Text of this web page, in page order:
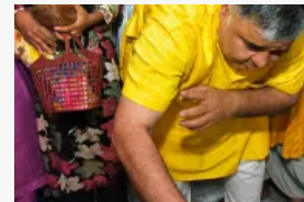
पर्यटन
एवं
संस्कृति
मंत्री
श्री
राजेश
अग्रवाल
ने
जनदर्शन